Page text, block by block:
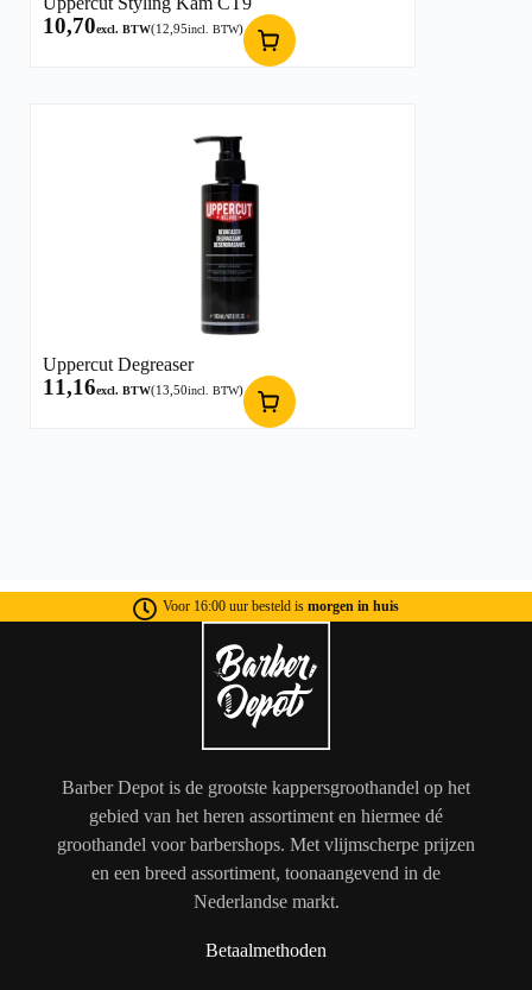
10,70excl. BTW(12,95incl. BTW)
Uppercut Degreaser
11,16excl. BTW(13,50incl. BTW)
Voor 16:00 uur besteld is morgen in huis
Barber Depot is de grootste kappersgroothandel op het
gebied van het heren assortiment en hiermee dé
groothandel voor barbershops. Met vlijmscherpe prijzen
en een breed assortiment, toonaangevend in de
Nederlandse markt.
Betaalmethoden